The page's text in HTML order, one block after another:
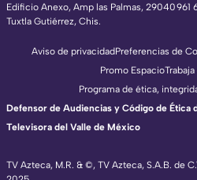
Edificio Anexo, Amp las Palmas, 29040
Tuxtla Gutiérrez, Chis.
961
TV Azteca, M.R. & ©, TV Azteca, S.A.B. de
Aviso de privacidadPreferencias de
Promo Espacio
Programa de ética,
Defensor de Audiencias y Código de Ética
Televisora del Valle de México